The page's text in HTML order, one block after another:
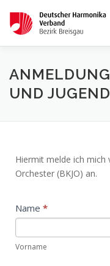
STARTSEITE
KONTAKT
UND
Bezirks-
Jugend-
2025
Hiermit melde ich mich
Orchester (BKJO) an.
Name *
Vorname
Vorname